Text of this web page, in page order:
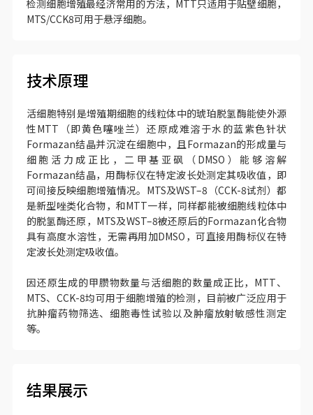
检测细胞增殖最经济常用的方法，MTT只适用于贴壁细胞，
MTS/CCK8可用于悬浮细胞。
技术原理
活细胞特别是增殖期细胞的线粒体中的琥珀脱氢酶能使外源
性MTT（即黄色噻唑兰）还原成难溶于水的蓝紫色针状
Formazan结晶并沉淀在细胞中，且Formazan的形成量与
细胞活力成正比，二甲基亚砜（DMSO）能够溶解
Formazan结晶，用酶标仪在特定波长处测定其吸收值，即
可间接反映细胞增殖情况。MTS及WST–8（CCK-8试剂）都
是新型唑类化合物，和MTT一样，同样都能被细胞线粒体中
的脱氢酶还原，MTS及WST–8被还原后的Formazan化合物
具有高度水溶性，无需再用加DMSO，可直接用酶标仪在特
定波长处测定吸收值。
因还原生成的甲臜物数量与活细胞的数量成正比，MTT、
MTS、CCK-8均可用于细胞增殖的检测，目前被广泛应用于
抗肿瘤药物筛选、细胞毒性试验以及肿瘤放射敏感性测定
等。
结果展示